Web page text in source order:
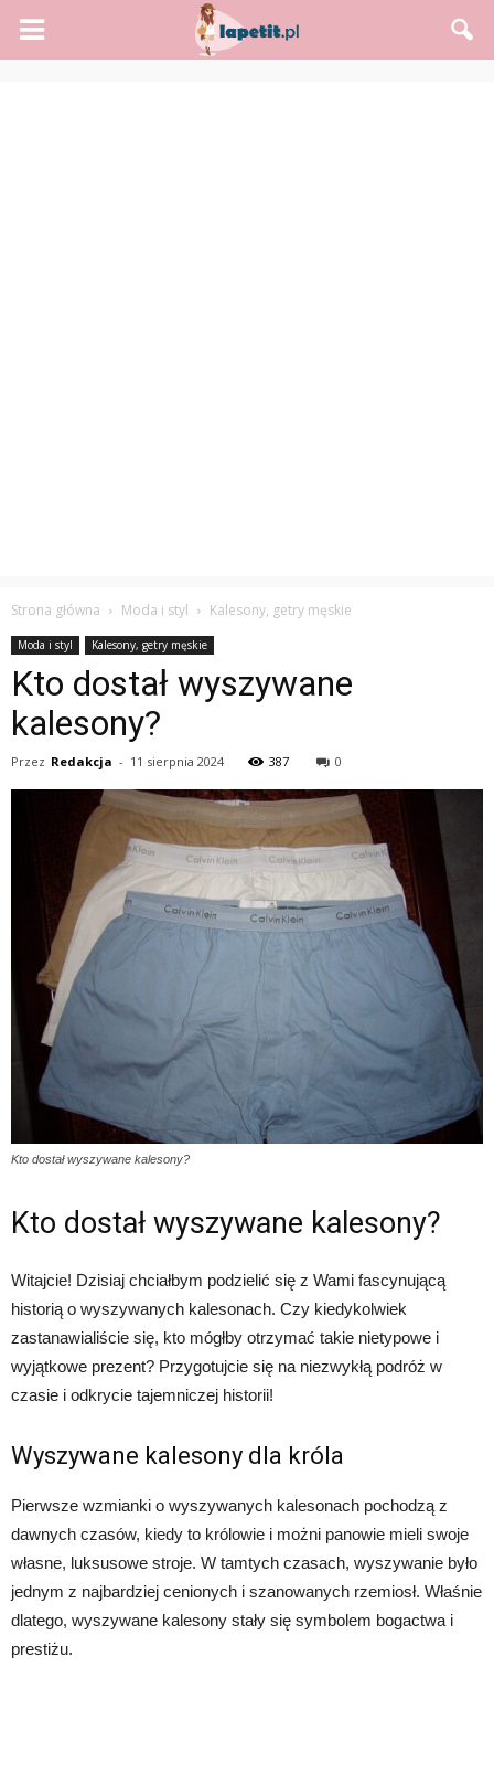
Strona główna Moda i styl Kalesony, getry męskie
Moda i styl Kalesony, getry męskie
Kto dostał wyszywane
kalesony?
Przez Redakcja - 11 sierpnia 2024 387 0
Kto dostał wyszywane kalesony?
Kto dostał wyszywane kalesony?
Witajcie! Dzisiaj chciałbym podzielić się z Wami fascynującą
historią o wyszywanych kalesonach. Czy kiedykolwiek
zastanawialiście się, kto mógłby otrzymać takie nietypowe i
wyjątkowe prezent? Przygotujcie się na niezwykłą podróż w
czasie i odkrycie tajemniczej historii!
Wyszywane kalesony dla króla
Pierwsze wzmianki o wyszywanych kalesonach pochodzą z
dawnych czasów, kiedy to królowie i możni panowie mieli swoje
własne, luksusowe stroje. W tamtych czasach, wyszywanie było
jednym z najbardziej cenionych i szanowanych rzemiosł. Właśnie
dlatego, wyszywane kalesony stały się symbolem bogactwa i
prestiżu.